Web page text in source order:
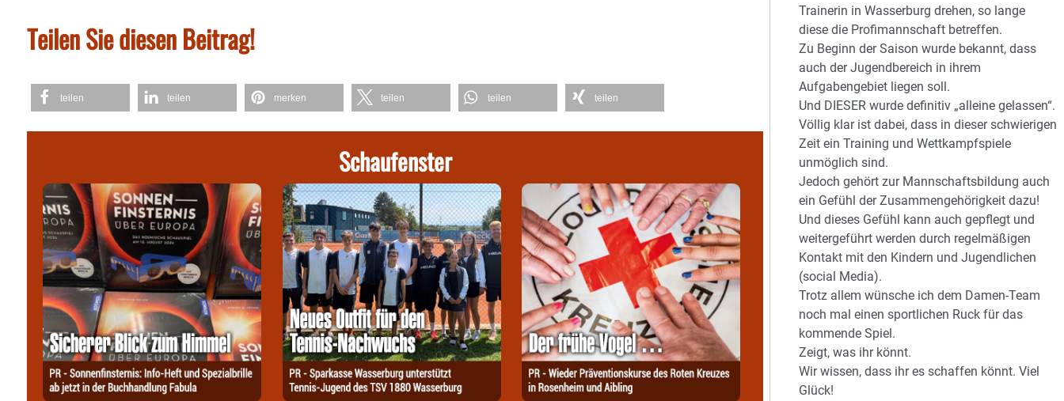
Teilen Sie diesen Beitrag!
teilen teilen merken teilen teilen teilen
Schaufenster
Trainerin in Wasserburg drehen, so lange
diese die Profimannschaft betreffen.
Zu Beginn der Saison wurde bekannt, dass
auch der Jugendbereich in ihrem
Aufgabengebiet liegen soll.
Und DIESER wurde definitiv „alleine gelassen“.
Völlig klar ist dabei, dass in dieser schwierigen
Zeit ein Training und Wettkampfspiele
unmöglich sind.
Jedoch gehört zur Mannschaftsbildung auch
ein Gefühl der Zusammengehörigkeit dazu!
Und dieses Gefühl kann auch gepflegt und
weitergeführt werden durch regelmäßigen
Kontakt mit den Kindern und Jugendlichen
(social Media).
Trotz allem wünsche ich dem Damen-Team
noch mal einen sportlichen Ruck für das
kommende Spiel.
Zeigt, was ihr könnt.
Wir wissen, dass ihr es schaffen könnt. Viel
Glück!